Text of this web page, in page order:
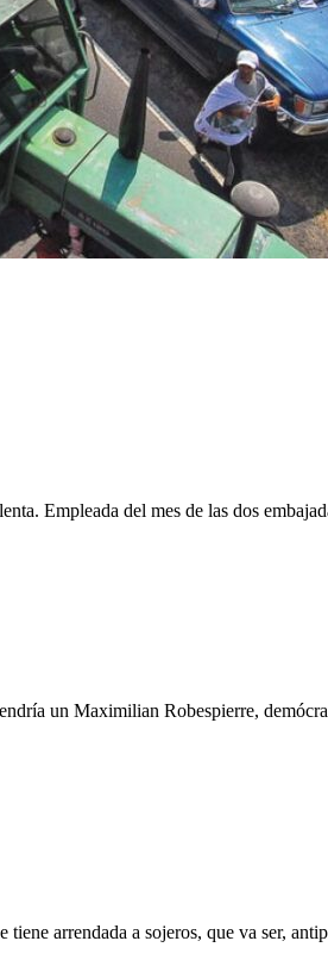
Empleada del mes de las dos
un Maximilian Robespierre,
tiene arrendada a sojeros, que va ser,